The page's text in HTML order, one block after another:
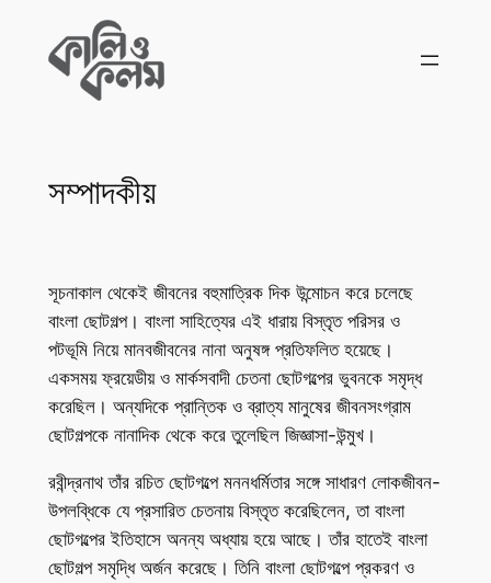
content
সম্পাদকীয়
সূচনাকাল থেকেই জীবনের বহুমাত্রিক দিক উন্মোচন করে চলেছে
বাংলা ছোটগল্প। বাংলা সাহিত্যের এই ধারায় বিস্তৃত পরিসর ও
পটভূমি নিয়ে মানবজীবনের নানা অনুষঙ্গ প্রতিফলিত হয়েছে।
একসময় ফ্রয়েডীয় ও মার্কসবাদী চেতনা ছোটগল্পের ভুবনকে সমৃদ্ধ
করেছিল। অন্যদিকে প্রান্তিক ও ব্রাত্য মানুষের জীবনসংগ্রাম
ছোটগল্পকে নানাদিক থেকে করে তুলেছিল জিজ্ঞাসা-উন্মুখ।
রবীন্দ্রনাথ তাঁর রচিত ছোটগল্পে মননধর্মিতার সঙ্গে সাধারণ লোকজীবন-
উপলব্ধিকে যে প্রসারিত চেতনায় বিস্তৃত করেছিলেন, তা বাংলা
ছোটগল্পের ইতিহাসে অনন্য অধ্যায় হয়ে আছে। তাঁর হাতেই বাংলা
ছোটগল্প সমৃদ্ধি অর্জন করেছে। তিনি বাংলা ছোটগল্পে প্রকরণ ও